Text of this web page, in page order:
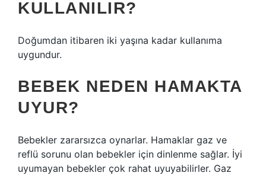
KULLANILIR?
Doğumdan itibaren iki yaşına kadar kullanıma
uygundur.
BEBEK NEDEN HAMAKTA
UYUR?
Bebekler zararsızca oynarlar. Hamaklar gaz ve
reflü sorunu olan bebekler için dinlenme sağlar. İyi
uyumayan bebekler çok rahat uyuyabilirler. Gaz